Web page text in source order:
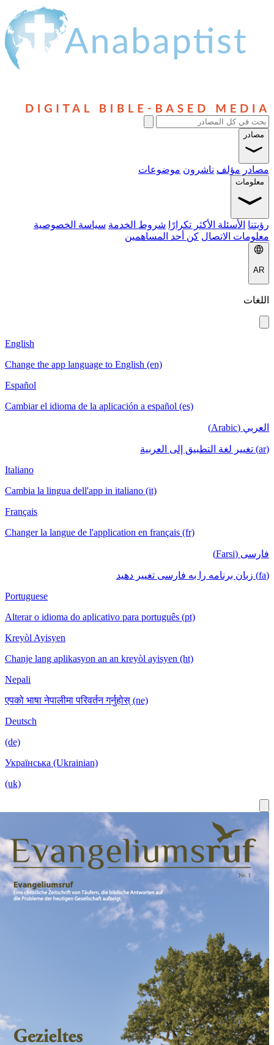
مصادر
مصادر مؤلف ناشرون موضوعات
معلومات
رؤيتنا الأسئلة الأكثر تكرارًا شروط الخدمة سياسة الخصوصية
معلومات الاتصال كن أحد المساهمين
AR
اللغات
English
Change the app language to English (en)
Español
Cambiar el idioma de la aplicación a español (es)
العربي (Arabic)
(ar) تغيير لغة التطبيق إلى العربية
Italiano
Cambia la lingua dell'app in italiano (it)
Français
Changer la langue de l'application en français (fr)
فارسی (Farsi)
(fa) زبان برنامه را به فارسی تغییر دهید
Portuguese
Alterar o idioma do aplicativo para português (pt)
Kreyòl Ayisyen
Chanje lang aplikasyon an an kreyòl ayisyen (ht)
Nepali
एपको भाषा नेपालीमा परिवर्तन गर्नुहोस् (ne)
Deutsch
(de)
Українська (Ukrainian)
(uk)